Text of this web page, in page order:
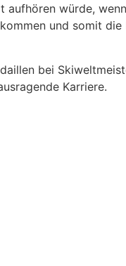
aufhören würde,
und somit die
bei
Karriere.